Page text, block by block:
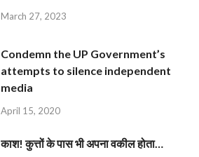
March 27, 2023
Condemn the UP Government’s
attempts to silence independent
media
April 15, 2020
काश! कुत्तों के पास भी अपना वकील होता…